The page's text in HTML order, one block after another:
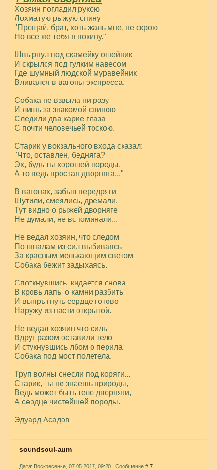
Хозяин погладил рукою
Лохматую рыжую спину
"Прощай, брат, хоть жаль мне, не скрою
Но все же тебя я покину."
Швырнул под скамейку ошейник
И скрылся под гулким навесом
Где шумный людской муравейник
Вливался в вагоны экспресса.
Собака не взвыла ни разу
И лишь за знакомой спиною
Следили два карие глаза
С почти человечьей тоскою.
Старик у вокзального входа сказал:
"Что, оставлен, бедняга?
Эх, будь ты хорошей породы,
А то ведь простая дворняга..."
В вагонах, забыв передряги
Шутили, смеялись, дремали,
Тут видно о рыжей дворняге
Не думали, не вспоминали...
Не ведал хозяин, что следом
По шпалам из сил выбиваясь
За красным мелькающим светом
Собака бежит задыхаясь.
Споткнувшись, кидается снова
В кровь лапы о камни разбиты
И выпрыгнуть сердце готово
Наружу из пасти открытой.
Не ведал хозяин что силы
Вдруг разом оставили тело
И стукнувшись лбом о перила
Собака под мост полетела.
Труп волны снесли под коряги...
Старик, ты не знаешь природы,
Ведь может быть тело дворняги,
А сердце чистейшей породы.
Эдуард Асадов
soundsoul-aum
Дата: Воскресенье, 07.05.2017, 09:20 | Сообщение # 7